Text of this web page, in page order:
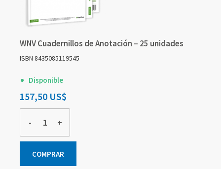
WNV Cuadernillos de Anotación – 25 unidades
ISBN 8435085119545
Disponible
157,50 US$
- +
COMPRAR